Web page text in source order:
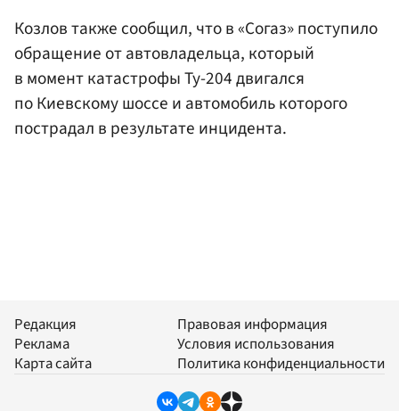
Козлов также сообщил, что в «Согаз» поступило
обращение от автовладельца, который
в момент катастрофы Ту-204 двигался
по Киевскому шоссе и автомобиль которого
пострадал в результате инцидента.
Редакция
Реклама
Карта сайта
Правовая информация
Условия использования
Политика конфиденциальности